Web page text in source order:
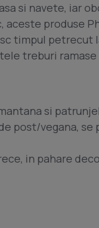
si navete, iar
produse
timpul petrecut
treburi ramase
si
post/vegana, se
in pahare